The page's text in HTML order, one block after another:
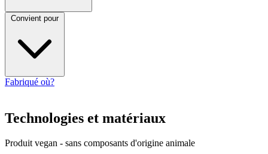
Convient pour
Fabriqué où?
Technologies et matériaux
Produit vegan - sans composants d'origine animale